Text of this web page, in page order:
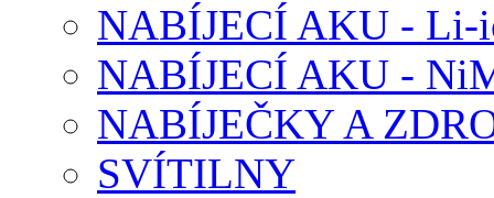
NABÍJECÍ AKU - Li-
NABÍJECÍ AKU -
NABÍJEČKY A
SVÍTILNY